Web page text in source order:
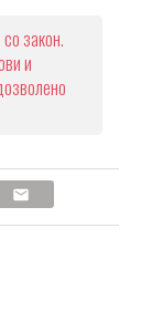
закон.
и